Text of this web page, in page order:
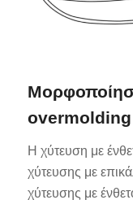
overmolding
Η χύτευση με
χύτευσης με
χύτευσης με